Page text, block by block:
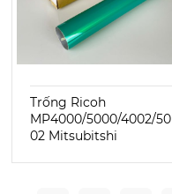
Trống Ricoh
MP4000/5000/4002/50
02 Mitsubitshi